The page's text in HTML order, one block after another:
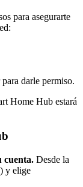
para asegurarte
darle permiso.
Home Hub estará
cuenta. Desde la
y elige